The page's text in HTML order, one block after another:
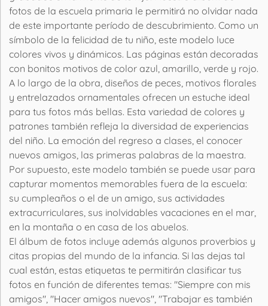
fotos de la escuela primaria le permitirá no olvidar nada
de este importante período de descubrimiento. Como un
símbolo de la felicidad de tu niño, este modelo luce
colores vivos y dinámicos. Las páginas están decoradas
con bonitos motivos de color azul, amarillo, verde y rojo.
A lo largo de la obra, diseños de peces, motivos florales
y entrelazados ornamentales ofrecen un estuche ideal
para tus fotos más bellas. Esta variedad de colores y
patrones también refleja la diversidad de experiencias
del niño. La emoción del regreso a clases, el conocer
nuevos amigos, las primeras palabras de la maestra.
Por supuesto, este modelo también se puede usar para
capturar momentos memorables fuera de la escuela:
su cumpleaños o el de un amigo, sus actividades
extracurriculares, sus inolvidables vacaciones en el mar,
en la montaña o en casa de los abuelos.
El álbum de fotos incluye además algunos proverbios y
citas propias del mundo de la infancia. Si las dejas tal
cual están, estas etiquetas te permitirán clasificar tus
fotos en función de diferentes temas: "Siempre con mis
amigos", "Hacer amigos nuevos", "Trabajar es también